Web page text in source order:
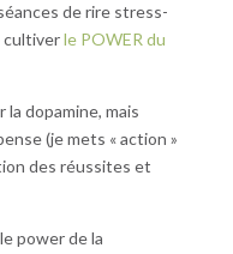
de rire stress-
cultiverle POWER du
dopamine, mais
(je mets « action »
des réussites et
power de la